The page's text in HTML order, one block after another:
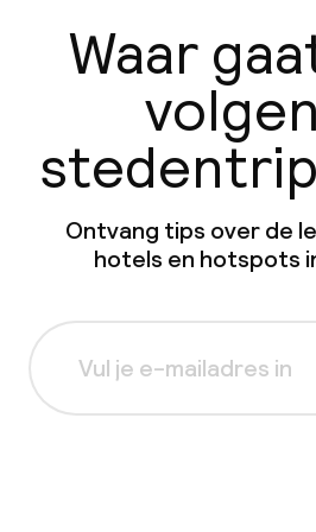
Waar
Ontvang tips over de
hotels en hotspots